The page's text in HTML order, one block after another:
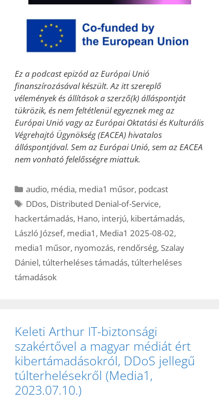
Ez a podcast epizód az Európai Unió
finanszírozásával készült. Az itt szereplő
vélemények és állítások a szerző(k) álláspontját
tükrözik, és nem feltétlenül egyeznek meg az
Európai Unió vagy az Európai Oktatási és Kulturális
Végrehajtó Ügynökség (EACEA) hivatalos
álláspontjával. Sem az Európai Unió, sem az EACEA
nem vonható felelősségre miattuk.
Kategória
audio, média, media1 műsor, podcast
Címkék
DDos, Distributed Denial-of-Service,
hackertámadás, Hano, interjú, kibertámadás,
László József, media1 , Media1 2025-08-02,
media1 műsor, nyomozás, rendőrség, Szalay
Dániel, túlterheléses támadás, túlterheléses
támadások
Keleti Arthur IT-biztonsági
szakértővel a magyar médiát ért
kibertámadásokról, DDoS jellegű
túlterhelésekről (Media1,
2023.07.10.)